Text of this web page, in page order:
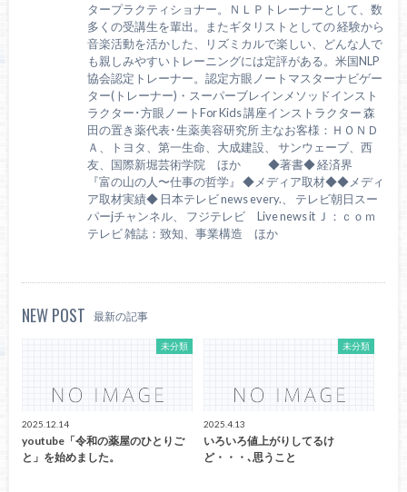
タープラクティショナー。ＮＬＰトレーナーとして、数
多くの受講生を輩出。またギタリストとしての 経験から
音楽活動を活かした、リズミカルで楽しい、どんな人で
も親しみやすいトレーニングには定評がある。米国NLP
協会認定トレーナー。認定方眼ノートマスターナビゲー
ター(トレーナー)・スーパーブレインメソッドインスト
ラクター･方眼ノートFor Kids 講座インストラクター 森
田の置き薬代表･生薬美容研究所 主なお客様：ＨＯＮＤ
Ａ、トヨタ、第一生命、大成建設、 サンウェーブ、西
友、国際新堀芸術学院 ほか ◆著書◆ 経済界
『富の山の人〜仕事の哲学』 ◆メディア取材◆◆メディ
ア取材実績◆ 日本テレビ news every.、 テレビ朝日スー
パーjチャンネル、 フジテレビ Live news it Ｊ：ｃｏｍ
テレビ 雑誌：致知、事業構造 ほか
NEW POST 最新の記事
未分類
2025.12.14
youtube「令和の薬屋のひとりご
と」を始めました。
未分類
2025.4.13
いろいろ値上がりしてるけ
ど・・・､思うこと